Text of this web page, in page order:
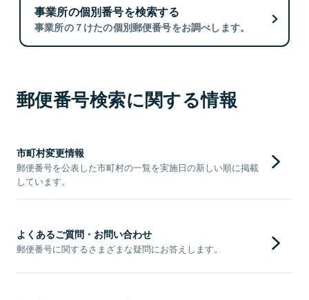
事業所の個別番号を検索する
事業所の７けたの個別郵便番号をお調べします。
郵便番号検索に関する情報
市町村変更情報
郵便番号を公表した市町村の一覧を実施日の新しい順に掲載
しています。
よくあるご質問・お問い合わせ
郵便番号に関するさまざまな疑問にお答えします。